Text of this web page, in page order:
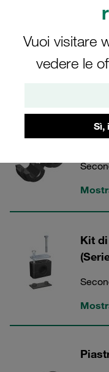
Vuoi visitare
vedere le
Sì,
Viti
Kit